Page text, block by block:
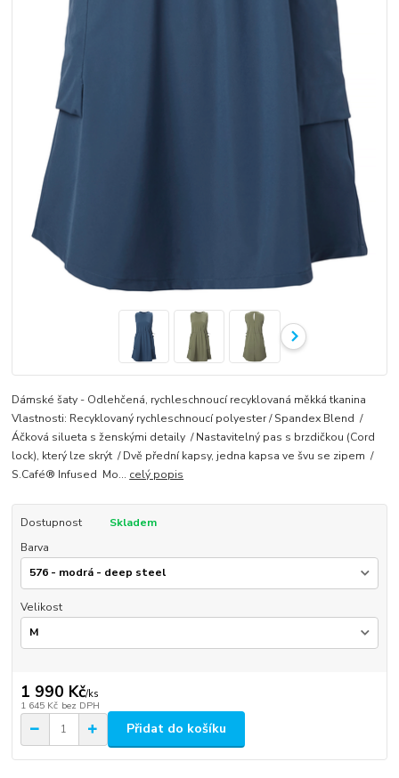
Dámské šaty - Odlehčená, rychleschnoucí recyklovaná měkká tkanina
Vlastnosti: Recyklovaný rychleschnoucí polyester / Spandex Blend /
Áčková silueta s ženskými detaily / Nastavitelný pas s brzdičkou (Cord
lock), který lze skrýt / Dvě přední kapsy, jedna kapsa ve švu se zipem /
S.Café® Infused Mo... celý popis
Dostupnost
Skladem
Barva
Velikost
1 990 Kč/ks
1 645 Kč bez DPH
Přidat do košíku